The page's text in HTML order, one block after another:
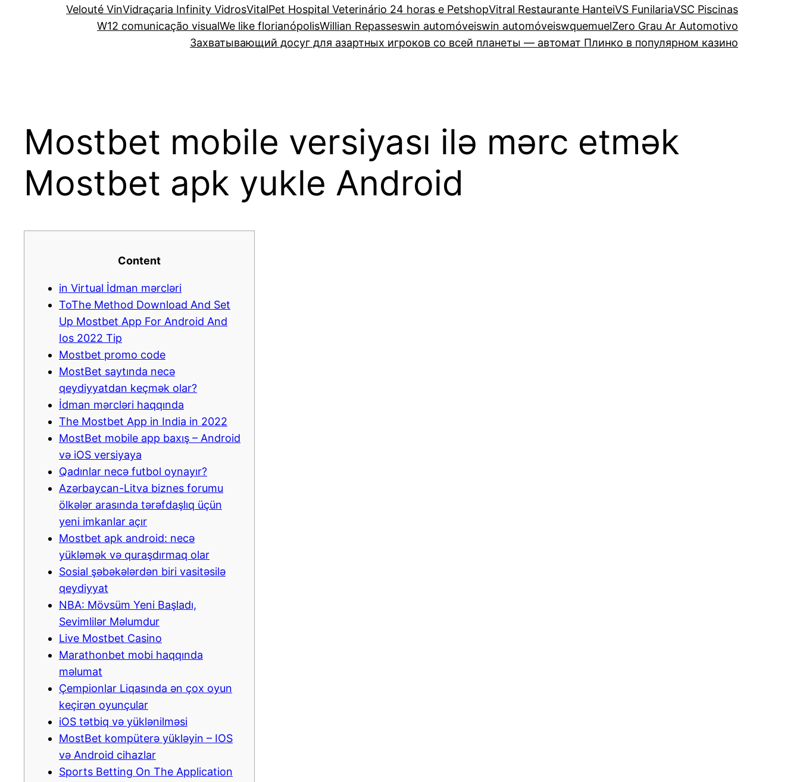
Velouté VinVidraçaria Infinity VidrosVitalPet Hospital Veterinário 24 horas e PetshopVitral Restaurante HanteiVS FunilariaVSC Piscinas
W12 comunicação visualWe like florianópolisWillian Repasseswin automóveiswin automóveiswquemuelZero Grau Ar Automotivo
Захватывающий досуг для азартных игроков со всей планеты — автомат Плинко в популярном казино
Mostbet mobile versiyası ilə mərc etmək
Mostbet apk yukle Android
Content
in Virtual İdman mərcləri
ToThe Method Download And Set
Up Mostbet App For Android And
Ios 2022 Tip
Mostbet promo code
MostBet saytında necə
qeydiyyatdan keçmək olar?
İdman mərcləri haqqında
The Mostbet App in India in 2022
MostBet mobile app baxış – Android
və iOS versiyaya
Qadınlar necə futbol oynayır?
Azərbaycan-Litva biznes forumu
ölkələr arasında tərəfdaşlıq üçün
yeni imkanlar açır
Mostbet apk android: necə
yükləmək və quraşdırmaq olar
Sosial şəbəkələrdən biri vasitəsilə
qeydiyyat
NBA: Mövsüm Yeni Başladı,
Sevimlilər Məlumdur
Live Mostbet Casino
Marathonbet mobi haqqında
məlumat
Çempionlar Liqasında ən çox oyun
keçirən oyunçular
iOS tətbiq və yüklənilməsi
MostBet kompüterə yükləyin – IOS
və Android cihazlar
Sports Betting On The Application